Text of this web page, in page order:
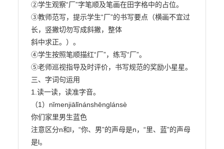
②学生观察“厂”字笔顺及笔画在田字格中的占位。
③教师范写，提示学生“厂”的书写要点（横画不宜过
长，竖撇切勿写成斜撇，整体
斜中求正。）。
④学生按照笔顺描红“厂”，练写“厂”。
⑤老师巡视指导及时评价，书写规范的奖励小星星。
三、字词句运用
1.读一读，读准字音。
（1）nǐmenjiālǐnánshēnglánsè
你们家里男生蓝色
注意区分n和l，“你、男”的声母是n，“里、蓝”的声母
是l。